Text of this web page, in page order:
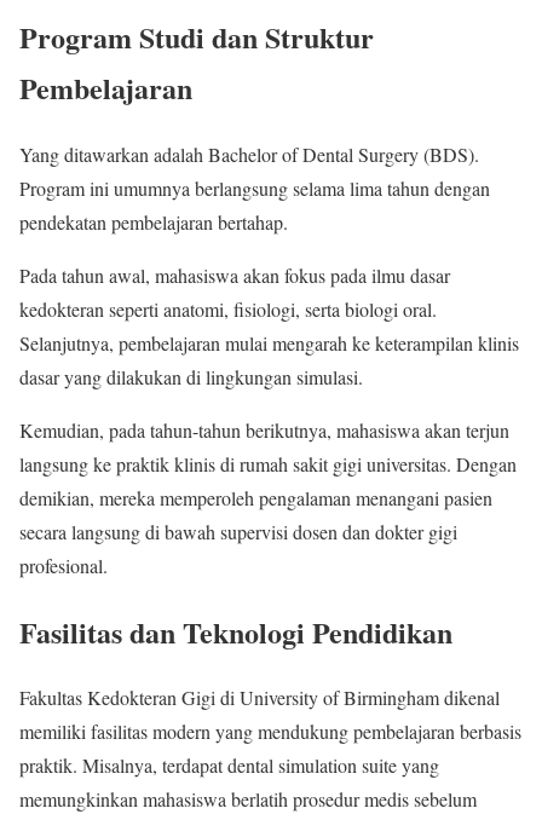
Program Studi dan Struktur
Pembelajaran
Yang ditawarkan adalah Bachelor of Dental Surgery (BDS).
Program ini umumnya berlangsung selama lima tahun dengan
pendekatan pembelajaran bertahap.
Pada tahun awal, mahasiswa akan fokus pada ilmu dasar
kedokteran seperti anatomi, fisiologi, serta biologi oral.
Selanjutnya, pembelajaran mulai mengarah ke keterampilan klinis
dasar yang dilakukan di lingkungan simulasi.
Kemudian, pada tahun-tahun berikutnya, mahasiswa akan terjun
langsung ke praktik klinis di rumah sakit gigi universitas. Dengan
demikian, mereka memperoleh pengalaman menangani pasien
secara langsung di bawah supervisi dosen dan dokter gigi
profesional.
Fasilitas dan Teknologi Pendidikan
Fakultas Kedokteran Gigi di University of Birmingham dikenal
memiliki fasilitas modern yang mendukung pembelajaran berbasis
praktik. Misalnya, terdapat dental simulation suite yang
memungkinkan mahasiswa berlatih prosedur medis sebelum